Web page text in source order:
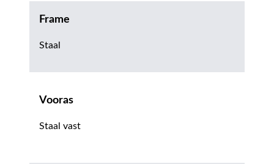
Frame
Staal
Vooras
Staal vast